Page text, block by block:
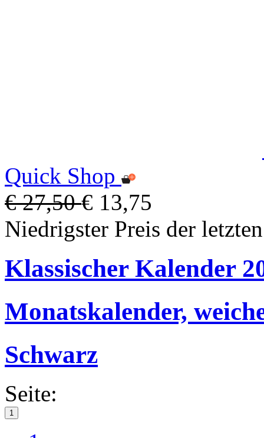
Quick Shop
€ 27,50€ 13,75
Niedrigster Preis der
Klassischer Kalender
Monatskalender,
Schwarz
Seite:
1